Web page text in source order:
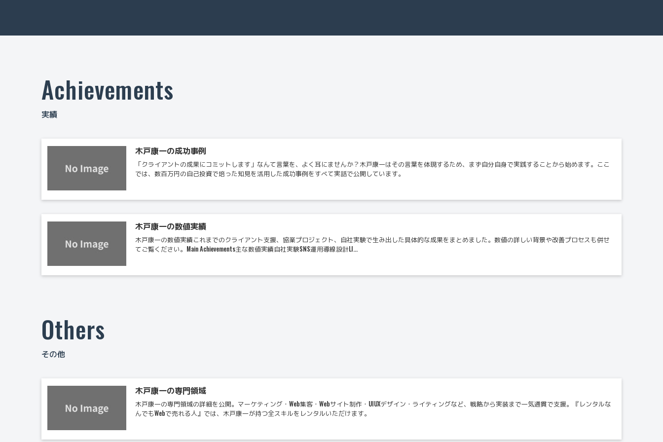
Achievements
実績
木戸康一の成功事例
「クライアントの成果にコミットします」なんて言葉を、よく耳にませんか？木戸康一はその言葉を体現するため、まず自分自身で実践することから始めます。ここ
では、数百万円の自己投資で培った知見を活用した成功事例をすべて実話で公開しています。
木戸康一の数値実績
木戸康一の数値実績これまでのクライアント支援、協業プロジェクト、自社実験で生み出した具体的な成果をまとめました。数値の詳しい背景や改善プロセスも併せ
てご覧ください。Main Achievements主な数値実績自社実験SNS運用導線設計LI...
Others
その他
木戸康一の専門領域
木戸康一の専門領域の詳細を公開。マーケティング・Web集客・Webサイト制作・UIUXデザイン・ライティングなど、戦略から実装まで一気通貫で支援。『レンタルな
んでもWebで売れる人』では、木戸康一が持つ全スキルをレンタルいただけます。